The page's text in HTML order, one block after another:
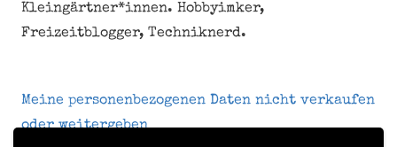
Kleingärtner*innen. Hobbyimker,
Freizeitblogger, Techniknerd.
Meine personenbezogenen Daten nicht verkaufen
oder weitergeben